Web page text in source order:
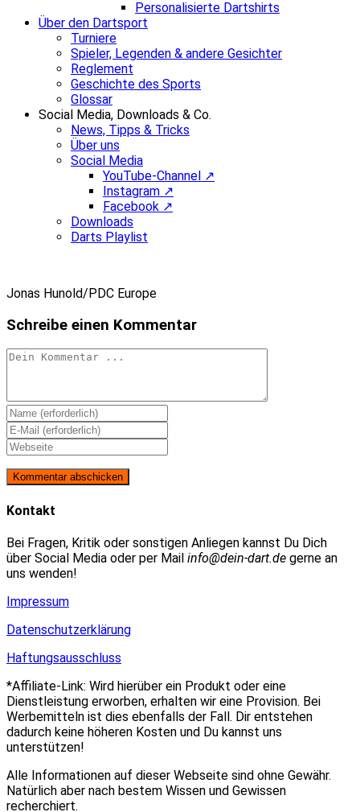
Personalisierte Dartshirts
Über den Dartsport
Turniere
Spieler, Legenden & andere Gesichter
Reglement
Geschichte des Sports
Glossar
Social Media, Downloads & Co.
News, Tipps & Tricks
Über uns
Social Media
YouTube-Channel ↗
Instagram ↗
Facebook ↗
Downloads
Darts Playlist
Jonas Hunold/PDC Europe
Schreibe einen Kommentar
Kommentieren
Gib
deinen
Namen
oder
Benutzernamen
zum
Kommentieren
ein
Gib
deine
E-
Mail-
Adresse
zum
ein
Gib
Website-
ein
Kontakt
Bei Fragen, Kritik oder sonstigen Anliegen kannst Du Dich
über Social Media oder per Mail info@dein-dart.de gerne an
uns wenden!
Impressum
Datenschutzerklärung
Haftungsausschluss
*Affiliate-Link: Wird hierüber ein Produkt oder eine
Dienstleistung erworben, erhalten wir eine Provision. Bei
Werbemitteln ist dies ebenfalls der Fall. Dir entstehen
dadurch keine höheren Kosten und Du kannst uns
unterstützen!
Alle Informationen auf dieser Webseite sind ohne Gewähr.
Natürlich aber nach bestem Wissen und Gewissen
recherchiert.